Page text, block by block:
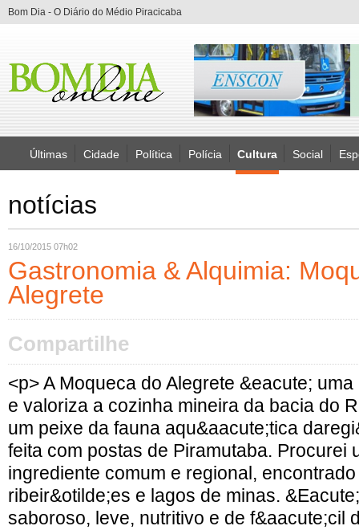
Bom Dia - O Diário do Médio Piracicaba
Últimas Cidade Política Polícia Cultura Social
notícias
16/10/2015 07h02
Gastronomia & Alquimia:
Alegrete
Compartilhe
<p> A Moqueca do Alegrete &eacute;
e valoriza a cozinha mineira da bacia do
um peixe da fauna aqu&aacute;tica
feita com postas de Piramutaba. Procurei
ingrediente comum e regional,
ribeir&otilde;es e lagos de minas.
saboroso, leve, nutritivo e de f&aacute;cil